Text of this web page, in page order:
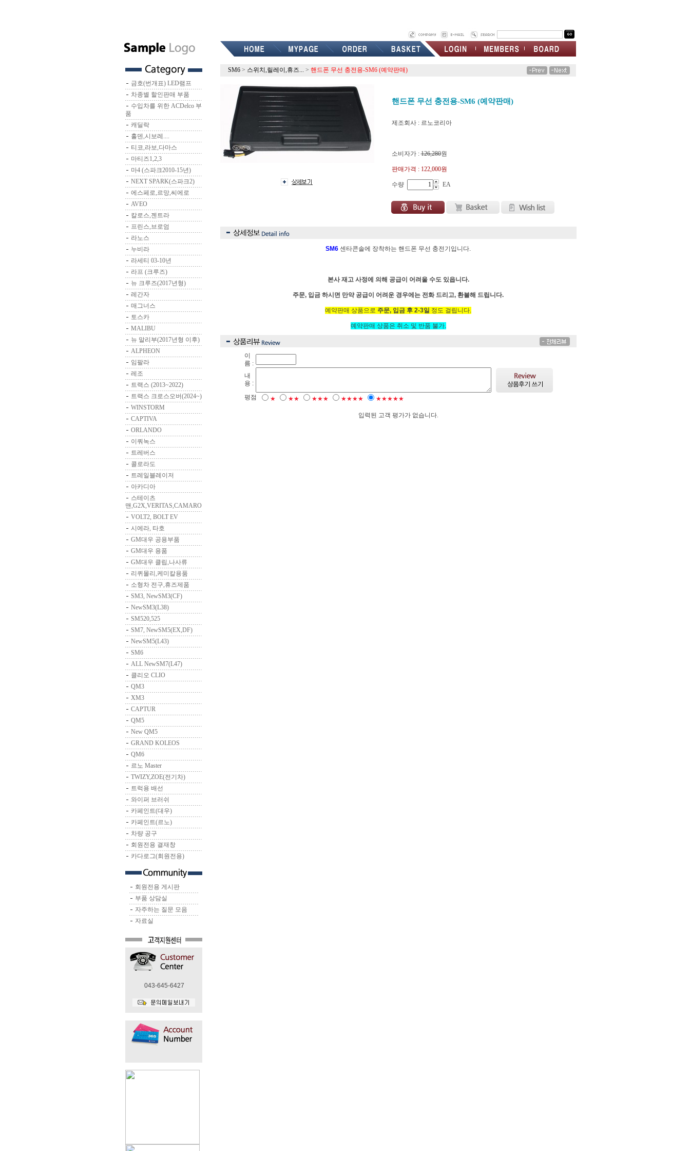
금호(번개표) LED램프
차종별 할인판매 부품
수입차를 위한 ACDelco 부
품
캐딜락
홀덴,시보레....
티코,라보,다마스
마티즈1,2,3
마4 (스파크2010-15년)
NEXT SPARK(스파크2)
에스페로,르망,씨에로
AVEO
칼로스,젠트라
프린스,브로엄
라노스
누비라
라세티 03-10년
라프 (크루즈)
뉴 크루즈(2017년형)
레간자
매그너스
토스카
MALIBU
뉴 말리부(2017년형 이후)
ALPHEON
임팔라
레조
트랙스 (2013~2022)
트랙스 크로스오버(2024~)
WINSTORM
CAPTIVA
ORLANDO
이쿼녹스
트레버스
콜로라도
트레일블레이저
아카디아
스테이츠
맨,G2X,VERITAS,CAMARO
VOLT2, BOLT EV
시에라, 타호
GM대우 공용부품
GM대우 용품
GM대우 클립,나사류
리퀴몰리,케미칼용품
소형차 전구,휴즈제품
SM3, NewSM3(CF)
NewSM3(L38)
SM520,525
SM7, NewSM5(EX,DF)
NewSM5(L43)
SM6
ALL NewSM7(L47)
클리오 CLIO
QM3
XM3
CAPTUR
QM5
New QM5
GRAND KOLEOS
QM6
르노 Master
TWIZY,ZOE(전기차)
트럭용 배선
와이퍼 브러쉬
카페인트(대우)
카페인트(르노)
차량 공구
회원전용 결재창
카다로그(회원전용)
회원전용 게시판
부품 상담실
자주하는 질문 모음
자료실
043-645-6427
SM6 > 스위치,릴레이,휴즈... > 핸드폰 무선 충전용-SM6 (예약판매)
핸드폰 무선 충전용-SM6 (예약판매)
제조회사 : 르노코리아
소비자가 :126,280원
판매가격 : 122,000원
수량 EA
SM6 센타콘솔에 장착하는 핸드폰 무선 충전기입니다.
본사 재고 사정에 의해 공급이 어려울 수도 있읍니다.
주문, 입금 하시면 만약 공급이 어려운 경우에는 전화 드리고, 환불해 드립니다.
예약판매 상품으로 주문, 입금 후 2-3일 정도 걸립니다.
예약판매 상품은 취소 및 반품 불가.
이
름 :
내
용 :
평점
★ ★★ ★★★ ★★★★ ★★★★★
입력된 고객 평가가 없습니다.